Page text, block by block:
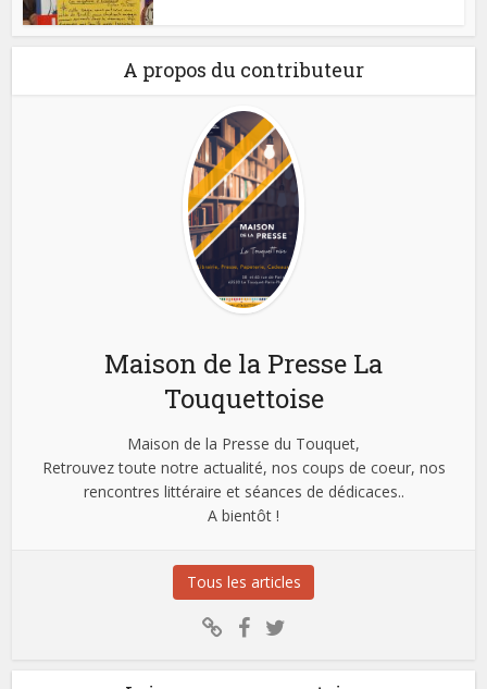
A propos du contributeur
Maison de la Presse La
Touquettoise
Maison de la Presse du Touquet,
Retrouvez toute notre actualité, nos coups de coeur, nos
rencontres littéraire et séances de dédicaces..
A bientôt !
Tous les articles